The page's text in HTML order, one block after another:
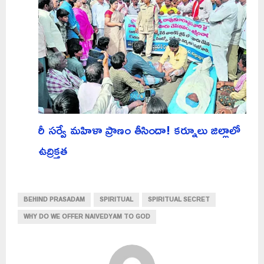
రీ సర్వే మహిళా ప్రాణం తీసిందా! కర్నూలు జిల్లాలో
ఉద్రిక్తత
BEHIND PRASADAM SPIRITUAL
SPIRITUAL SECRET
WHY DO WE OFFER NAIVEDYAM TO GOD